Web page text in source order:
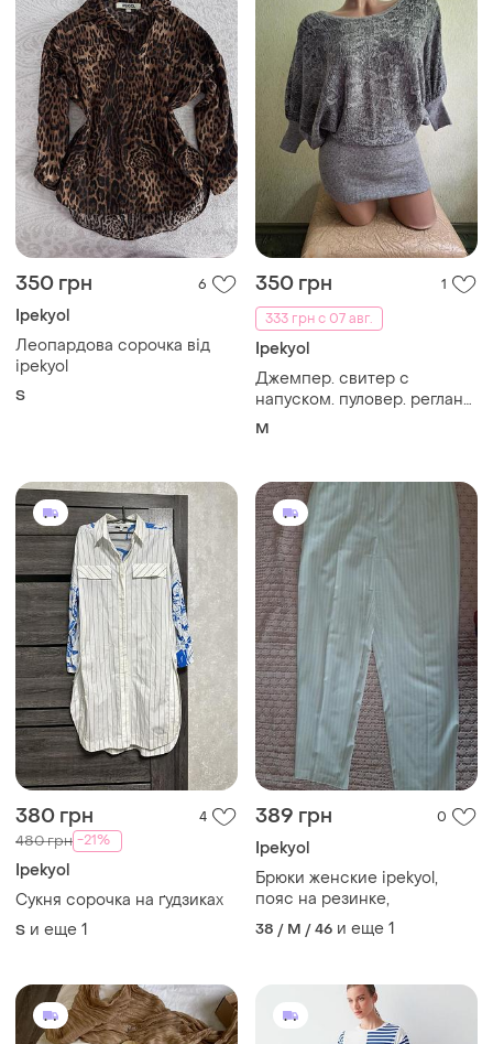
350 грн 6
Ipekyol
Леопардова сорочка від
ipekyol
S
350 грн
1
333 грн с 07 авг.
Ipekyol
Джемпер. свитер с
напуском. пуловер. реглан
рукава 3/4. теплый топ.
M
380 грн 4
480 грн -21%
Ipekyol
Сукня сорочка на ґудзиках
S и еще 1
389 грн 0
Ipekyol
Брюки женские ipekyol,
пояс на резинке,
38 / M / 46 и еще 1